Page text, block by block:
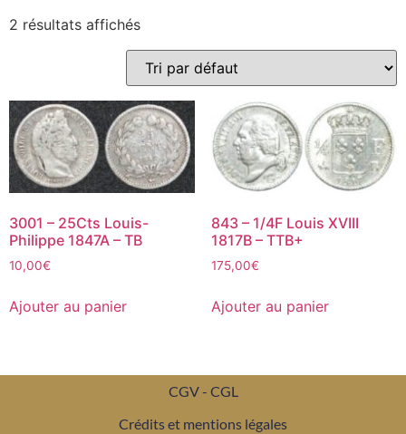
2 résultats affichés
3001 – 25Cts Louis-
Philippe 1847A – TB
10,00€
Ajouter au panier
843 – 1/4F Louis XVIII
1817B – TTB+
175,00€
Ajouter au panier
CGV - CGL
Crédits et mentions légales